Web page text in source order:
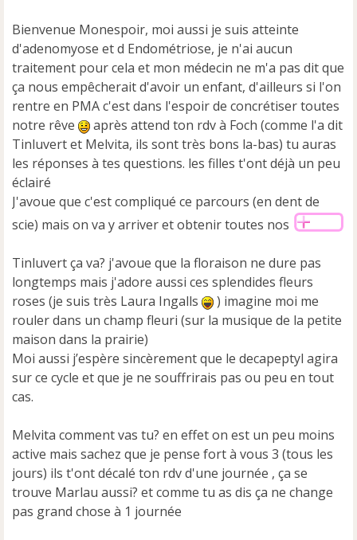
e
n
o
n
l
u
Bienvenue Monespoir, moi aussi je suis atteinte
d'adenomyose et d Endométriose, je n'ai aucun
traitement pour cela et mon médecin ne m'a pas dit que
ça nous empêcherait d'avoir un enfant, d'ailleurs si l'on
rentre en PMA c'est dans l'espoir de concrétiser toutes
notre rêve
après attend ton rdv à Foch (comme l'a dit
Tinluvert et Melvita, ils sont très bons la-bas) tu auras
les réponses à tes questions. les filles t'ont déjà un peu
éclairé
J'avoue que c'est compliqué ce parcours (en dent de
scie) mais on va y arriver et obtenir toutes nos
Tinluvert ça va? j'avoue que la floraison ne dure pas
longtemps mais j'adore aussi ces splendides fleurs
roses (je suis très Laura Ingalls
) imagine moi me
rouler dans un champ fleuri (sur la musique de la petite
maison dans la prairie)
Moi aussi j’espère sincèrement que le decapeptyl agira
sur ce cycle et que je ne souffrirais pas ou peu en tout
cas.
Melvita comment vas tu? en effet on est un peu moins
active mais sachez que je pense fort à vous 3 (tous les
jours) ils t'ont décalé ton rdv d'une journée , ça se
trouve Marlau aussi? et comme tu as dis ça ne change
pas grand chose à 1 journée